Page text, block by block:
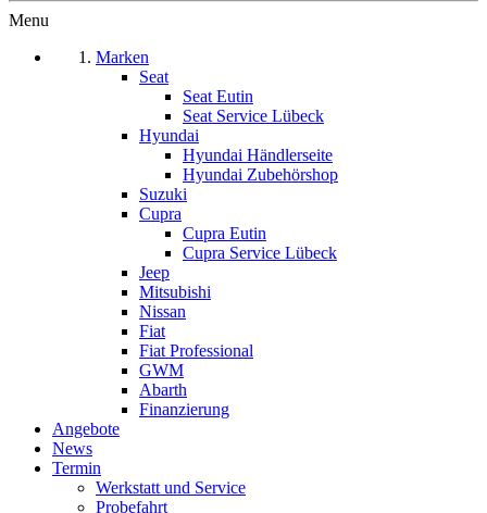
Menu
Marken
Seat
Seat Eutin
Seat Service Lübeck
Hyundai
Hyundai Händlerseite
Hyundai Zubehörshop
Suzuki
Cupra
Cupra Eutin
Cupra Service Lübeck
Jeep
Mitsubishi
Nissan
Fiat
Fiat Professional
GWM
Abarth
Finanzierung
Angebote
News
Termin
Werkstatt und Service
Probefahrt